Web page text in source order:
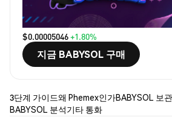
$0.00005046+1.80%
지금 BABYSOL 구매
3단계 가이드왜 Phemex인가BABYSOL 보관
BABYSOL 분석기타 통화